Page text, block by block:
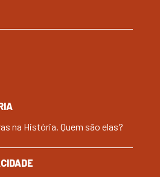
na História. Quem são elas?